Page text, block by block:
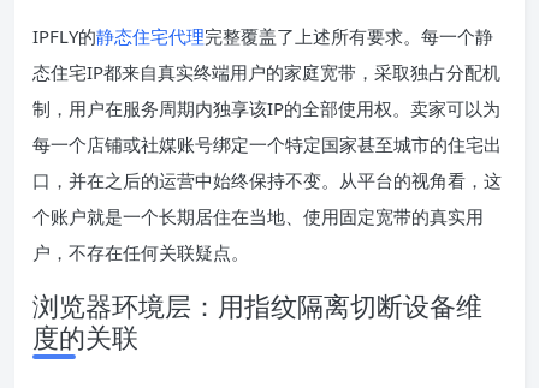
IPFLY的静态住宅代理完整覆盖了上述所有要求。每一个静
态住宅IP都来自真实终端用户的家庭宽带，采取独占分配机
制，用户在服务周期内独享该IP的全部使用权。卖家可以为
每一个店铺或社媒账号绑定一个特定国家甚至城市的住宅出
口，并在之后的运营中始终保持不变。从平台的视角看，这
个账户就是一个长期居住在当地、使用固定宽带的真实用
户，不存在任何关联疑点。
浏览器环境层：用指纹隔离切断设备维
度的关联